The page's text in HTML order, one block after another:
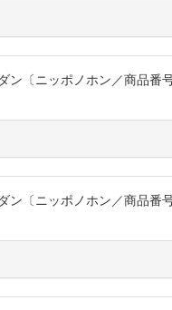
〔ニッポノホン／商品番
〔ニッポノホン／商品番